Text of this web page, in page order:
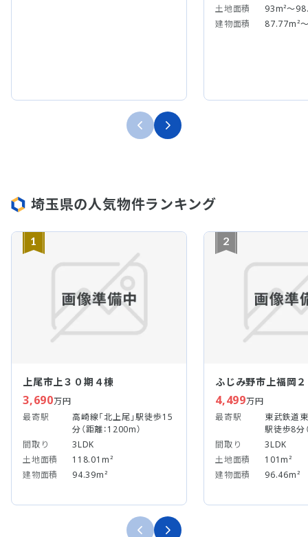
土地面積
93m²～
建物面積
87.77m²
埼玉県の人気物件ランキング
1
上尾市上３０期４棟
3,690万円
最寄駅
高崎線「北上尾」駅徒歩15
分（距離：1200m）
間取り
3LDK
土地面積
118.01m²
建物面積
94.39m²
2
ふじみ野市上福岡
4,499万円
最寄駅
東武鉄道
駅徒歩8分
間取り
3LDK
土地面積
101m²
建物面積
96.46m²